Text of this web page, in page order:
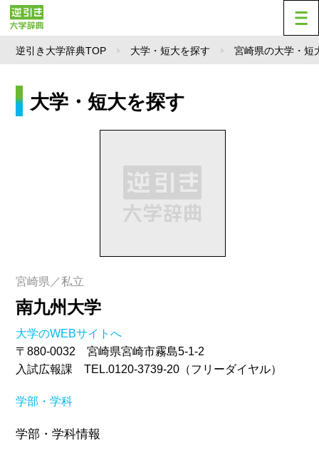
逆引き大学辞典TOP 大学・短大を探す 宮崎県の大学・短
大学・短大を探す
宮崎県／私立
南九州大学
大学のWEBサイトへ
〒880-0032 宮崎県宮崎市霧島5-1-2
入試広報課 TEL.0120-3739-20（フリーダイヤル）
学部・学科
学部・学科情報